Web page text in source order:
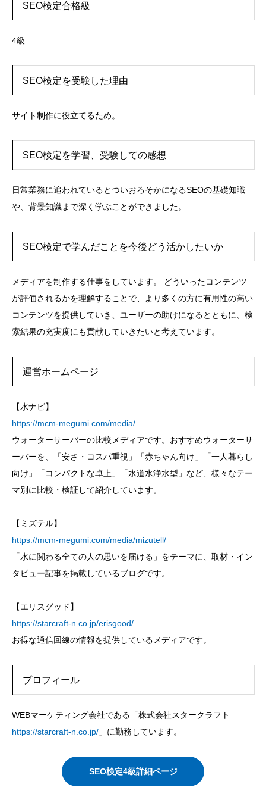
SEO検定合格級
4級
SEO検定を受験した理由
サイト制作に役立てるため。
SEO検定を学習、受験しての感想
日常業務に追われているとついおろそかになるSEOの基礎知識
や、背景知識まで深く学ぶことができました。
SEO検定で学んだことを今後どう活かしたいか
メディアを制作する仕事をしています。 どういったコンテンツ
が評価されるかを理解することで、より多くの方に有用性の高い
コンテンツを提供していき、ユーザーの助けになるとともに、検
索結果の充実度にも貢献していきたいと考えています。
運営ホームページ
【水ナビ】
https://mcm-megumi.com/media/
ウォーターサーバーの比較メディアです。おすすめウォーターサ
ーバーを、「安さ・コスパ重視」「赤ちゃん向け」「一人暮らし
向け」「コンパクトな卓上」「水道水浄水型」など、様々なテー
マ別に比較・検証して紹介しています。
【ミズテル】
https://mcm-megumi.com/media/mizutell/
「水に関わる全ての人の思いを届ける」をテーマに、取材・イン
タビュー記事を掲載しているブログです。
【エリスグッド】
https://starcraft-n.co.jp/erisgood/
お得な通信回線の情報を提供しているメディアです。
プロフィール
WEBマーケティング会社である「株式会社スタークラフト
https://starcraft-n.co.jp/ 」に勤務しています。
SEO検定4級詳細ページ